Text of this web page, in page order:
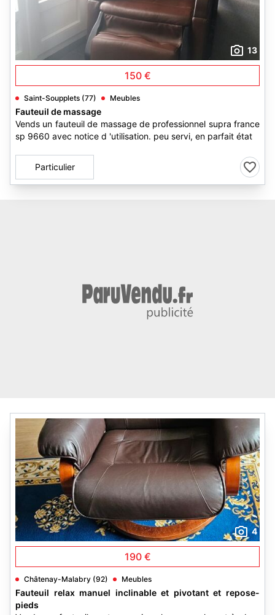
13
150 €
Saint-Soupplets (77) Meubles
Fauteuil de massage
Vends un fauteuil de massage de professionnel supra france
sp 9660 avec notice d 'utilisation. peu servi, en parfait état
Particulier
4
190 €
Châtenay-Malabry (92) Meubles
Fauteuil relax manuel inclinable et pivotant et repose-
pieds